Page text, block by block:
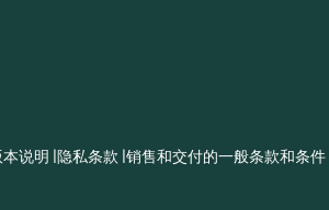
说明 | 隐私条款 | 销售和交付的一般条款和条件 |